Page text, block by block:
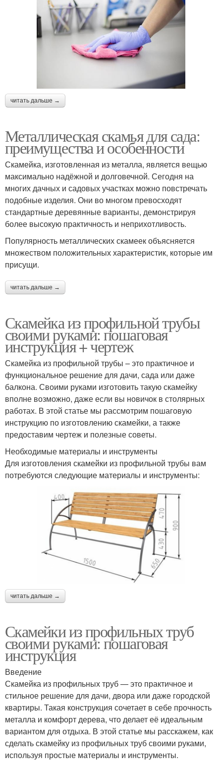
читать дальше →
Металлическая скамья для сада:
преимущества и особенности
Скамейка, изготовленная из металла, является вещью
максимально надёжной и долговечной. Сегодня на
многих дачных и садовых участках можно повстречать
подобные изделия. Они во многом превосходят
стандартные деревянные варианты, демонстрируя
более высокую практичность и неприхотливость.
Популярность металлических скамеек объясняется
множеством положительных характеристик, которые им
присущи.
читать дальше →
Скамейка из профильной трубы
своими руками: пошаговая
инструкция + чертеж
Скамейка из профильной трубы – это практичное и
функциональное решение для дачи, сада или даже
балкона. Своими руками изготовить такую скамейку
вполне возможно, даже если вы новичок в столярных
работах. В этой статье мы рассмотрим пошаговую
инструкцию по изготовлению скамейки, а также
предоставим чертеж и полезные советы.
Необходимые материалы и инструменты
Для изготовления скамейки из профильной трубы вам
потребуются следующие материалы и инструменты:
читать дальше →
Скамейки из профильных труб
своими руками: пошаговая
инструкция
Введение
Скамейка из профильных труб — это практичное и
стильное решение для дачи, двора или даже городской
квартиры. Такая конструкция сочетает в себе прочность
металла и комфорт дерева, что делает её идеальным
вариантом для отдыха. В этой статье мы расскажем, как
сделать скамейку из профильных труб своими руками,
используя простые материалы и инструменты.